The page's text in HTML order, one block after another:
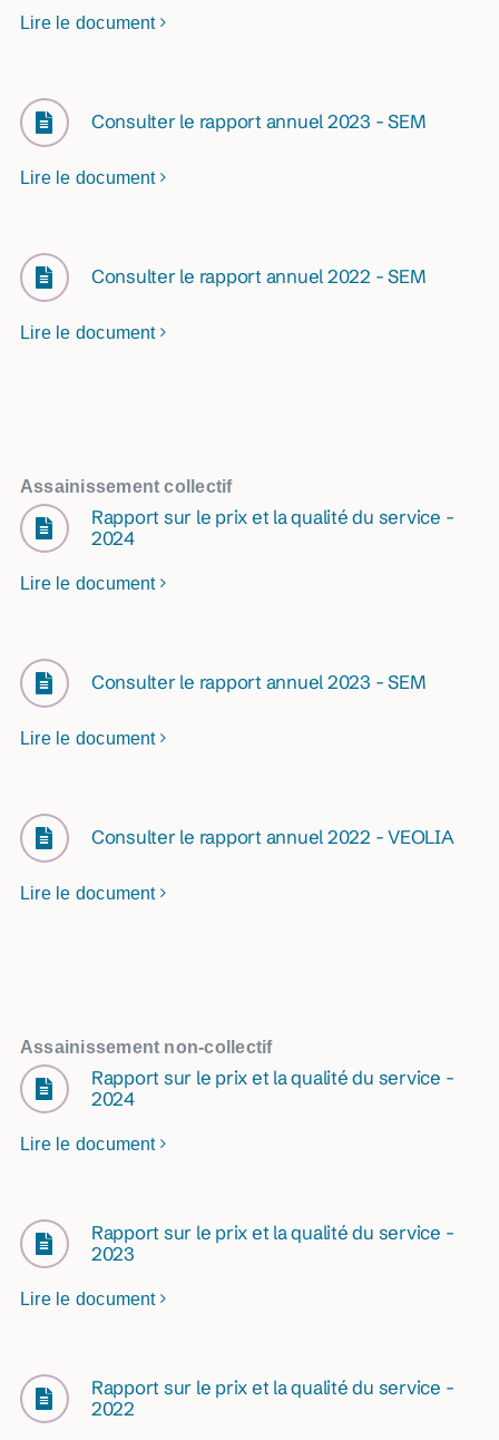
Lire le document
Consulter le rapport annuel 2023 - SEM
Lire le document
Consulter le rapport annuel 2022 - SEM
Lire le document
Assainissement collectif
Rapport sur le prix et la qualité du service -
2024
Lire le document
Consulter le rapport annuel 2023 - SEM
Lire le document
Consulter le rapport annuel 2022 - VEOLIA
Lire le document
Assainissement non-collectif
Rapport sur le prix et la qualité du service -
2024
Lire le document
Rapport sur le prix et la qualité du service -
2023
Lire le document
Rapport sur le prix et la qualité du service -
2022